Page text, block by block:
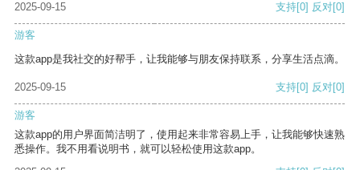
2025-09-15 支持[0] 反对[0]
游客
这款app是我社交的好帮手，让我能够与朋友保持联系，分享生活点滴。
2025-09-15 支持[0] 反对[0]
游客
这款app的用户界面简洁明了，使用起来非常容易上手，让我能够快速熟
悉操作。我不用看说明书，就可以轻松使用这款app。